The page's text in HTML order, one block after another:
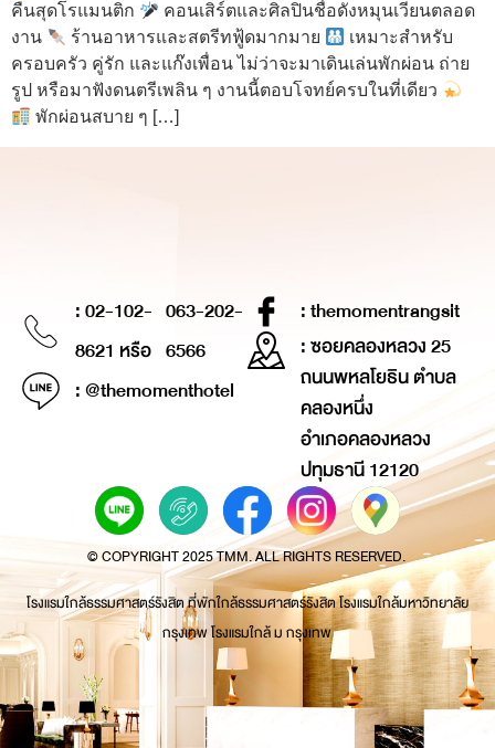
คืนสุดโรแมนติก
คอนเสิร์ตและศิลปินชื่อดังหมุนเวียนตลอด
งาน
ร้านอาหารและสตรีทฟู้ดมากมาย
เหมาะสำหรับ
ครอบครัว คู่รัก และแก๊งเพื่อน ไม่ว่าจะมาเดินเล่นพักผ่อน ถ่าย
รูป หรือมาฟังดนตรีเพลิน ๆ งานนี้ตอบโจทย์ครบในที่เดียว
พักผ่อนสบาย ๆ […]
: 02-102-
8621 หรือ
063-202-
6566
: @themomenthotel
: themomentrangsit
: ซอยคลองหลวง 25
ถนนพหลโยธิน ตำบล
คลองหนึ่ง
อำเภอคลองหลวง
ปทุมธานี 12120
© COPYRIGHT 2025 TMM. ALL RIGHTS RESERVED.
โรงแรมใกล้ธรรมศาสตร์รังสิต ที่พักใกล้ธรรมศาสตร์รังสิต โรงแรมใกล้มหาวิทยาลัย
กรุงเทพ โรงแรมใกล้ ม กรุงเทพ